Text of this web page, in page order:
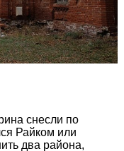
снесли по
Райком или
два района,